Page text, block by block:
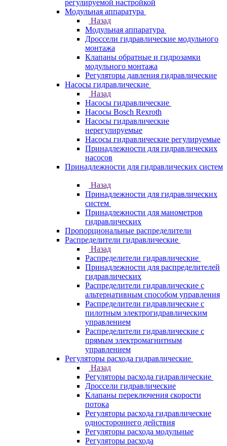
регулируемой настройкой
Модульная аппаратура
Назад
Модульная аппаратура
Дроссели гидравлические модульного
монтажа
Клапаны обратные и гидрозамки
модульного монтажа
Регуляторы давления гидравлические
Насосы гидравлические
Назад
Насосы гидравлические
Насосы Bosch Rexroth
Насосы гидравлические
нерегулируемые
Насосы гидравлические регулируемые
Принадлежности для гидравлических
насосов
Принадлежности для гидравлических систем
Назад
Принадлежности для гидравлических
систем
Принадлежности для манометров
гидравлических
Пропорциональные распределители
Распределители гидравлические
Назад
Распределители гидравлические
Принадлежности для распределителей
гидравлических
Распределители гидравлические с
альтернативным способом управления
Распределители гидравлические с
пилотным электрогидравлическим
управлением
Распределители гидравлические с
прямым электромагнитным
управлением
Регуляторы расхода гидравлические
Назад
Регуляторы расхода гидравлические
Дроссели гидравлические
Клапаны переключения скорости
потока
Регуляторы расхода гидравлические
одностороннего действия
Регуляторы расхода модульные
Регуляторы расхода